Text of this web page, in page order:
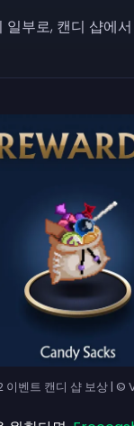
부로, 캔디 샵에
이벤트 캔디 샵 보상 | ©